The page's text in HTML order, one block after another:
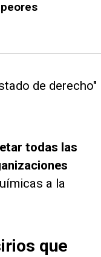
de derecho"
todas las
a la
que